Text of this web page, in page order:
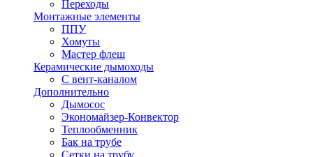
Переходы
Монтажные элементы
ППУ
Хомуты
Мастер флеш
Керамические дымоходы
С вент-каналом
Дополнительно
Дымосос
Экономайзер-Конвектор
Теплообменник
Бак на трубе
Сетки на трубу